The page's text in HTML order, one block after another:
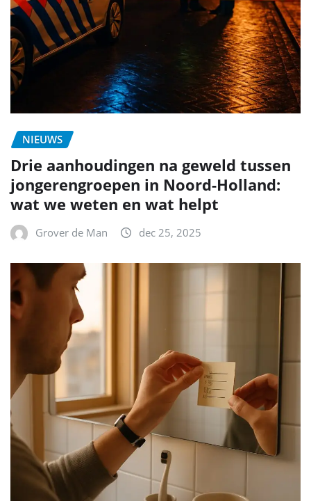
NIEUWS
Drie aanhoudingen na geweld tussen
jongerengroepen in Noord-Holland:
wat we weten en wat helpt
Grover de Man dec 25, 2025